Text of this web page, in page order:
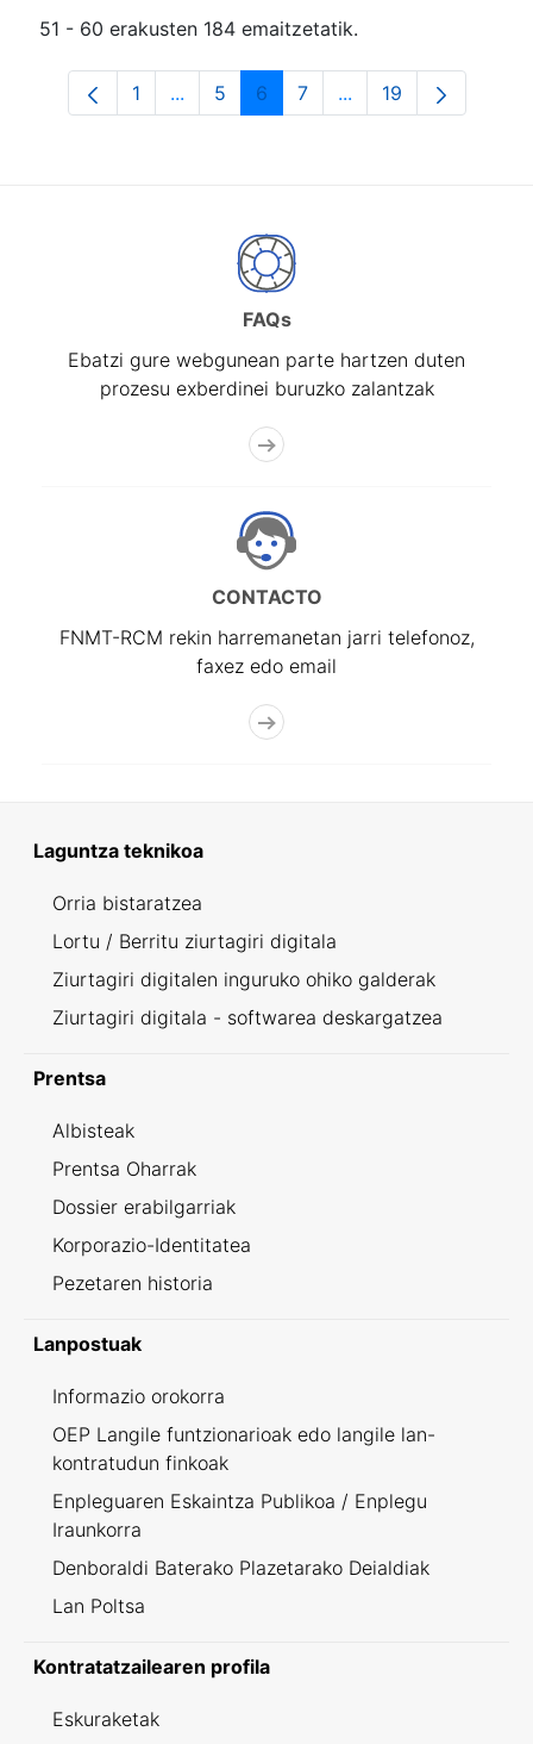
51 - 60 erakusten 184 emaitzetatik.
Orrialdea
1 ...Intermediate Pages Use TAB to
Orrialdea
5 Orrialdea
6 Orrialdea
7 ...Intermediate Pages
Orrialdea
19
FAQs
Ebatzi gure webgunean parte hartzen duten
prozesu exberdinei buruzko zalantzak
CONTACTO
FNMT-RCM rekin harremanetan jarri telefonoz,
faxez edo email
Laguntza teknikoa
Orria bistaratzea
Lortu / Berritu ziurtagiri digitala
Ziurtagiri digitalen inguruko ohiko galderak
Ziurtagiri digitala - softwarea deskargatzea
Prentsa
Albisteak
Prentsa Oharrak
Dossier erabilgarriak
Korporazio-Identitatea
Pezetaren historia
Lanpostuak
Informazio orokorra
OEP Langile funtzionarioak edo langile lan-
kontratudun finkoak
Enpleguaren Eskaintza Publikoa / Enplegu
Iraunkorra
Denboraldi Baterako Plazetarako Deialdiak
Lan Poltsa
Kontratatzailearen profila
Eskuraketak